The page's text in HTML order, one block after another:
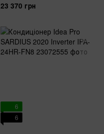
23 370 грн
6
6